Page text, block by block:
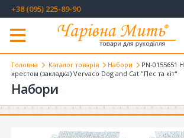
+38 (095) 225-89-90
Меню
Головна Каталог товарів Набори
PN-0155651
хрестом (закладка) Vervaco Dog and Cat "Пес та кіт"
Набори